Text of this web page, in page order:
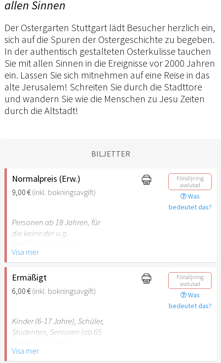
allen Sinnen
Der Ostergarten Stuttgart lädt Besucher herzlich ein,
sich auf die Spuren der Ostergeschichte zu begeben.
In der authentisch gestalteten Osterkulisse tauchen
Sie mit allen Sinnen in die Ereignisse vor 2000 Jahren
ein. Lassen Sie sich mitnehmen auf eine Reise in das
alte Jerusalem! Schreiten Sie durch die Stadttore
und wandern Sie wie die Menschen zu Jesu Zeiten
durch die Altstadt!
BILJETTER
Normalpreis (Erw.)
9,00 €(inkl. bokningsavgift)
Försäljning
avslutad
Was
bedeutet das?
Personen ab 18 Jahren, für
die keine der u.g.
Visa mer
Ermäßigt
6,00 €(inkl. bokningsavgift)
Försäljning
avslutad
Was
bedeutet das?
Kinder (6-17 Jahre), Schüler,
Studenten, Senioren (ab 65
Behinderung (ab 50%),
Visa mer